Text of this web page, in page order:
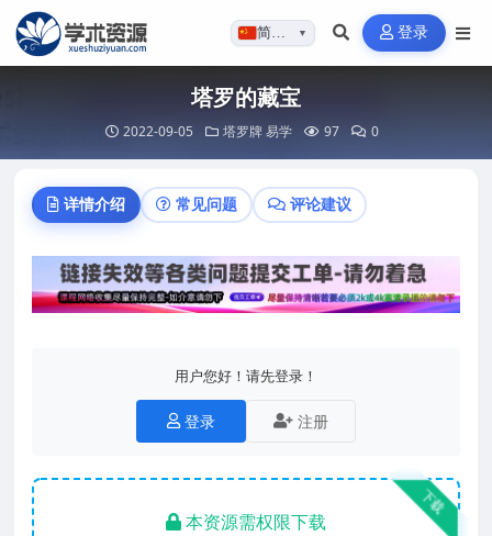
简体…▼ 登录
塔罗的藏宝
2022-09-05 塔罗牌 易学 97 0
详情介绍 常见问题 评论建议
用户您好！请先登录！
登录 注册
下载
本资源需权限下载